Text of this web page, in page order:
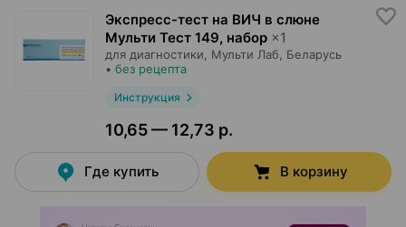
Экспресс-тест на ВИЧ в слюне
Мульти Тест 149, набор ×1
для диагностики, Мульти Лаб , Беларусь
• без рецепта
Инструкция
10,65 — 12,73 р.
Где купить В корзину